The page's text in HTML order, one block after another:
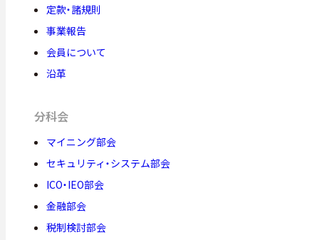
定款・諸規則
事業報告
会員について
沿革
分科会
マイニング部会
セキュリティ・システム部会
ICO・IEO部会
金融部会
税制検討部会